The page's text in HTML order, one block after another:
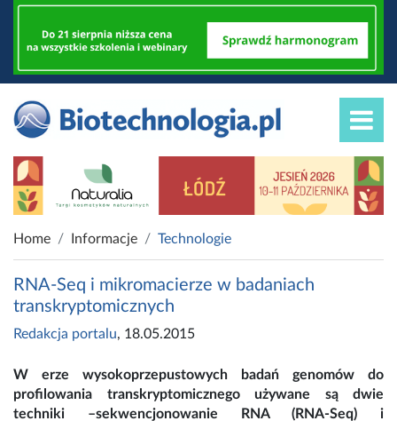
Home Informacje Technologie
RNA-Seq i mikromacierze w badaniach
transkryptomicznych
Redakcja portalu, 18.05.2015
W erze wysokoprzepustowych badań genomów do
profilowania transkryptomicznego używane są dwie
techniki –sekwencjonowanie RNA (RNA-Seq) i